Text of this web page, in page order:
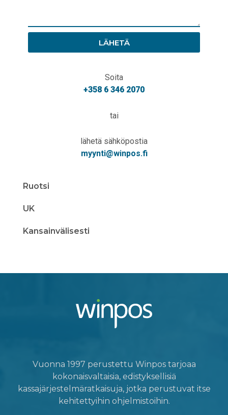
LÄHETÄ
Soita
+358 6 346 2070
tai
lähetä sähköpostia
myynti@winpos.fi
Ruotsi
UK
Kansainvälisesti
Vuonna 1997 perustettu Winpos tarjoaa
kokonaisvaltaisia, edistyksellisiä
kassajärjestelmäratkaisuja, jotka perustuvat itse
kehitettyihin ohjelmistoihin.